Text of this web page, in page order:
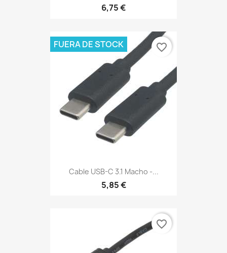
6,75 €
Cable USB-C 3.1 Macho -...
5,85 €
FUERA DE STOCK favorite_border
favorite_border